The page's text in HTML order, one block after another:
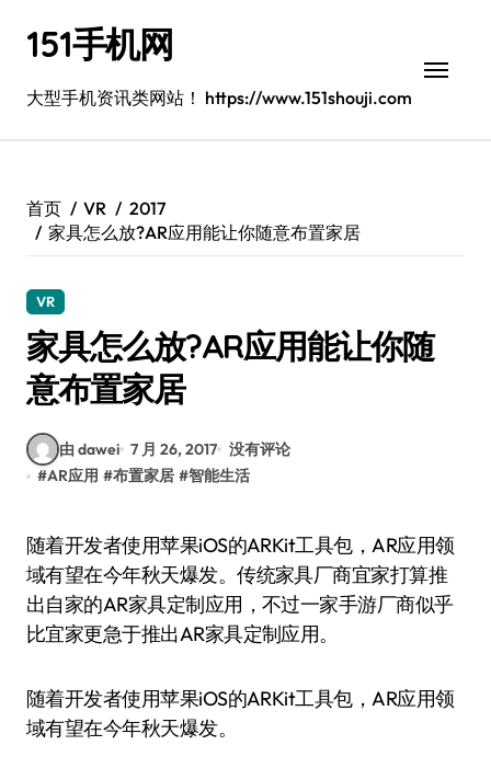
151手机网
大型手机资讯类网站！ https://www.151shouji.com
首页 VR
2017
家具怎么放?AR应用能让你随意布置家居
VR
家具怎么放?AR应用能让你随
意布置家居
由 dawei 7 月 26, 2017 没有评论
#AR应用 #布置家居 #智能生活
随着开发者使用苹果iOS的ARKit工具包，AR应用领
域有望在今年秋天爆发。传统家具厂商宜家打算推
出自家的AR家具定制应用，不过一家手游厂商似乎
比宜家更急于推出AR家具定制应用。
随着开发者使用苹果iOS的ARKit工具包，AR应用领
域有望在今年秋天爆发。